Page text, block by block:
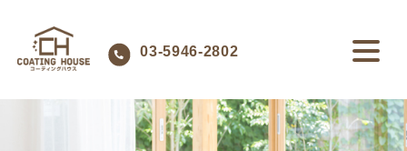
03-5946-2802